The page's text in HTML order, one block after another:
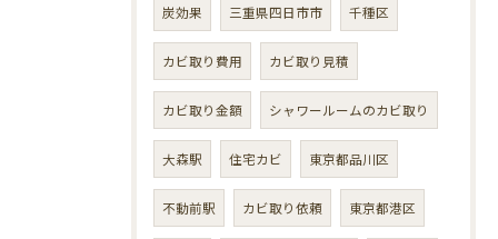
炭効果 三重県四日市市 千種区
カビ取り費用 カビ取り見積
カビ取り金額 シャワールームのカビ取り
大森駅 住宅カビ 東京都品川区
不動前駅 カビ取り依頼 東京都港区